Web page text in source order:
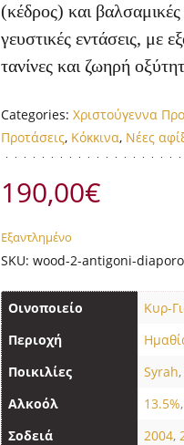
(κέδρος) και
γευστικές εντάσεις, με
τανίνες και ζωηρή
Categories:Χριστούγεννα
Προτάσεις, Κόκκινα, Νέες
190,00€
Εξαντλημένο
SKU:wood-2-antigoni-
Οινοποιείο Κυρ-
Περιοχή
Ποικιλίες
Syrah
Αλκοόλ
13.5%,
Σοδειά
2004,